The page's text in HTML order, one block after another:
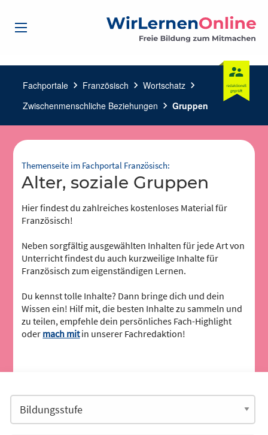
Fachportale chevron_right Französisch chevron_right Wortschatz chevron_right
Zwischenmenschliche Beziehungen chevron_right Gruppen
Themenseite im Fachportal Französisch:
Alter, soziale Gruppen
Hier findest du zahlreiches kostenloses Material für
Französisch!
Neben sorgfältig ausgewählten Inhalten für jede Art von
Unterricht findest du auch kurzweilige Inhalte für
Französisch zum eigenständigen Lernen.
Du kennst tolle Inhalte? Dann bringe dich und dein
Wissen ein! Hilf mit, die besten Inhalte zu sammeln und
zu teilen, empfehle dein persönliches Fach-Highlight
oder mach mitin unserer Fachredaktion!